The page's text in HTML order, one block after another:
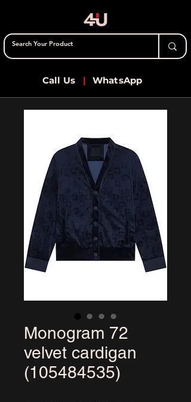
Call Us | WhatsApp
Monogram 72
velvet cardigan
(105484535)